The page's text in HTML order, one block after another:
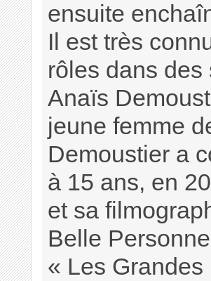
ensuite
Il est très
rôles dans
Anaïs
jeune femme
Demoustier a
à 15 ans, en
et sa
Belle
« Les Grandes